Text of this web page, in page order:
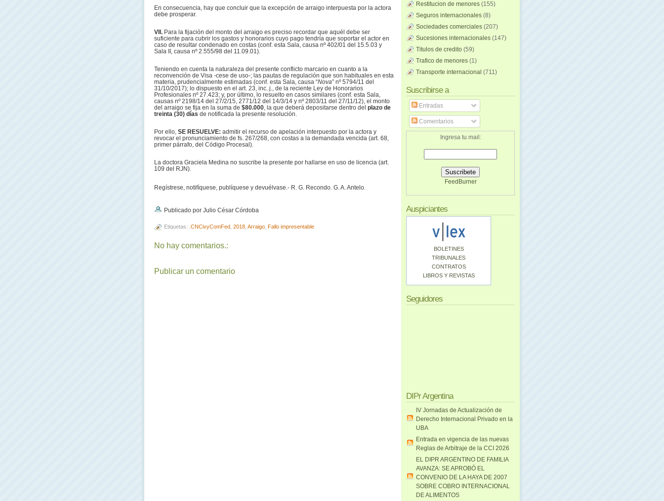
En consecuencia, hay que concluir que la excepción de arraigo interpuesta por la actora
debe prosperar.
VII. Para la fijación del monto del arraigo es preciso recordar que aquél debe ser
suficiente para cubrir los gastos y honorarios cuyo pago tendría que soportar el actor en
caso de resultar condenado en costas (conf. esta Sala, causa nº 402/01 del 15.5.03 y
Sala II, causa nº 2.555/98 del 11.09.01).
Teniendo en cuenta la naturaleza del presente conflicto marcario en cuanto a la
reconvención de Visa -cese de uso-; las pautas de regulación que son habituales en esta
materia, prudencialmente estimadas (conf. esta Sala, causa “Nova” nº 5794/11 del
31/10/2017); lo dispuesto en el art. 23, inc. j., de la reciente Ley de Honorarios
Profesionales nº 27.423; y, por último, lo resuelto en casos similares (conf. esta Sala,
causas nº 2198/14 del 27/2/15, 2771/12 del 14/3/14 y nº 2803/11 del 27/11/12), el monto
del arraigo se fija en la suma de $80.000, la que deberá depositarse dentro del plazo de
treinta (30) días de notificada la presente resolución.
Por ello, SE RESUELVE: admitir el recurso de apelación interpuesto por la actora y
revocar el pronunciamiento de fs. 267/268, con costas a la demandada vencida (art. 68,
primer párrafo, del Código Procesal).
La doctora Graciela Medina no suscribe la presente por hallarse en uso de licencia (art.
109 del RJN).
Regístrese, notifíquese, publíquese y devuélvase.- R. G. Recondo. G. A. Antelo.
Publicado por Julio César Córdoba
Etiquetas: .CNCivyComFed 2018 Arraigo Fallo impresentable
No hay comentarios.:
Publicar un comentario
Restitucion de menores (155)
Seguros internacionales (8)
Sociedades comerciales (207)
Sucesiones internacionales (147)
Titulos de credito (59)
Trafico de menores (1)
Transporte internacional (711)
Suscribirse a
Entradas
Comentarios
Ingresa tu mail:
FeedBurner
Auspiciantes
BOLETINES
TRIBUNALES
CONTRATOS
LIBROS Y REVISTAS
Seguidores
DIPr Argentina
IV Jornadas de Actualización de
Derecho Internacional Privado en la
UBA
Entrada en vigencia de las nuevas
Reglas de Arbitraje de la CCI 2026
EL DIPR ARGENTINO DE FAMILIA
AVANZA: SE APROBÓ EL
CONVENIO DE LA HAYA DE 2007
SOBRE COBRO INTERNACIONAL
DE ALIMENTOS